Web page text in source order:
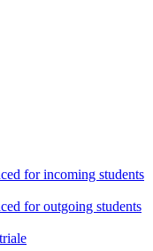
for incoming students
for outgoing students